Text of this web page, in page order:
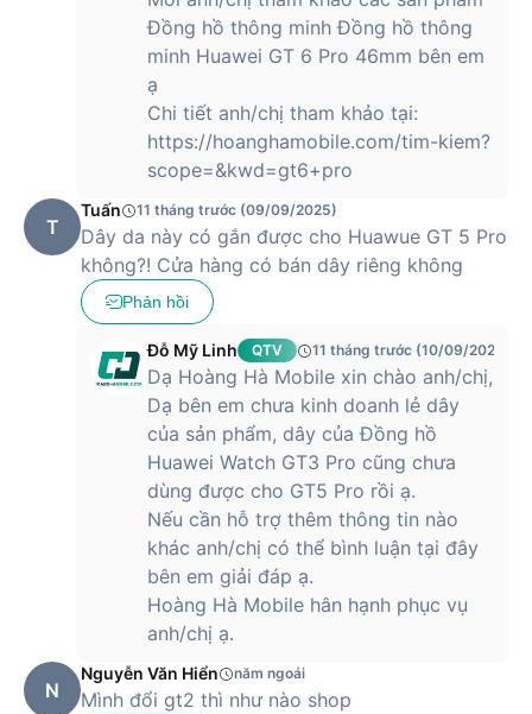
Chưa hết đâu, chiếc đồng hồ này trang bị hệ điều hành
HarmonyOS2 giúp người dùng có thể kết nối với nhiều ứng
dụng khác nhau hay gọi điện nhanh chóng thông qua
Bluetooth. Cùng với đó là khả năng thanh toán không dây
tiện lợi qua công nghệ NFC hoặc ví điện tử, cho phép người
dùng thanh toán dễ dàng và tiện lợi hơn.
Mua đồng hồ thông minh Huawei Watch GT3 Pro Classic
chính hãng tại Hoàng Hà Mobile để nhận được mức giá tốt
nhất thị trường.
Đồng hồ thông minh Đồng hồ thông
minh Huawei GT 6 Pro 46mm bên em
ạ
Chi tiết anh/chị tham khảo tại:
https://hoanghamobile.com/tim-kiem?
scope=&kwd=gt6+pro
T
Tuấn 11 tháng trước (09/09/2025)
Dây da này có gắn được cho Huawue GT 5 Pro
không?! Cửa hàng có bán dây riêng không
Phản hồi
Đỗ Mỹ Linh QTV 11 tháng trước (10/09/2025)
Dạ Hoàng Hà Mobile xin chào anh/chị,
Dạ bên em chưa kinh doanh lẻ dây
của sản phẩm, dây của Đồng hồ
Huawei Watch GT3 Pro cũng chưa
dùng được cho GT5 Pro rồi ạ.
Nếu cần hỗ trợ thêm thông tin nào
khác anh/chị có thể bình luận tại đây
bên em giải đáp ạ.
Hoàng Hà Mobile hân hạnh phục vụ
anh/chị ạ.
N
Nguyễn Văn Hiển năm ngoái
Mình đổi gt2 thì như nào shop